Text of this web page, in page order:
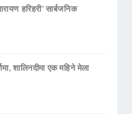
हरिहरी’ सार्बजनिक
शालिनदीमा एक महिने मेला